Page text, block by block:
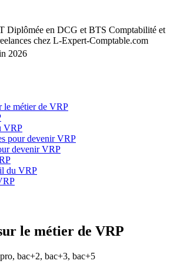
Diplômée en DCG et BTS Comptabilité et
chez L-Expert-Comptable.com
2026
le métier de VRP
VRP
pour devenir VRP
devenir VRP
du VRP
le métier de VRP
bac+2, bac+3, bac+5